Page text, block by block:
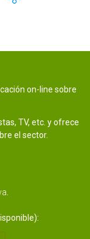
on-line sobre
TV, etc. y ofrece
el sector.
.